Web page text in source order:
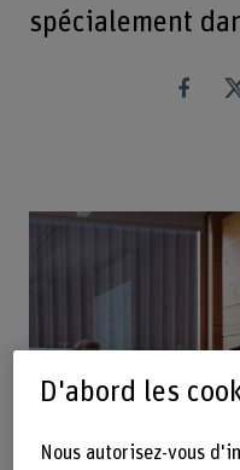
spécialement
D'abord les
Nous autorisez-vous